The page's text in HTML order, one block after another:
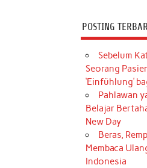
POSTING
Sebelum
Seorang
‘Einfühlung’
Pahlawan
Belajar
New Day
Beras,
Membaca
Indonesia